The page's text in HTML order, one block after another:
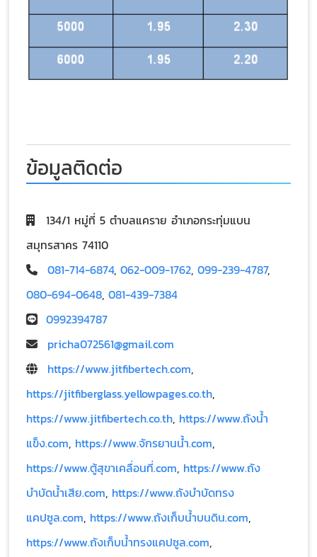
ข้อมูลติดต่อ
134/1 หมู่ที่ 5 ตำบลแคราย อำเภอกระทุ่มแบน
สมุทรสาคร 74110
081-714-6874, 062-009-1762, 099-239-4787,
080-694-0648, 081-439-7384
0992394787
pricha072561@gmail.com
https://www.jitfibertech.com,
https://jitfiberglass.yellowpages.co.th,
https://www.jitfibertech.co.th, https://www.ถังน้ำ
แข็ง.com, https://www.จักรยานน้ำ.com,
https://www.ตู้สุขาเคลื่อนที่.com, https://www.ถัง
บำบัดน้ำเสีย.com, https://www.ถังบำบัดทรง
แคปซูล.com, https://www.ถังเก็บน้ำบนดิน.com,
https://www.ถังเก็บน้ำทรงแคปซูล.com,